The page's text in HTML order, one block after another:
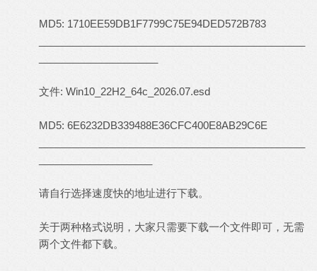
MD5: 1710EE59DB1F7799C75E94DED572B783
文件: Win10_22H2_64c_2026.07.esd
MD5: 6E6232DB339488E36CFC400E8AB29C6E
请自行选择速度快的地址进行下载。
关于两种格式说明，大家只需要下载一个文件即可，无需
两个文件都下载。